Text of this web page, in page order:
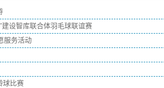
设智库联合体羽毛球联谊赛
服务活动
球比赛